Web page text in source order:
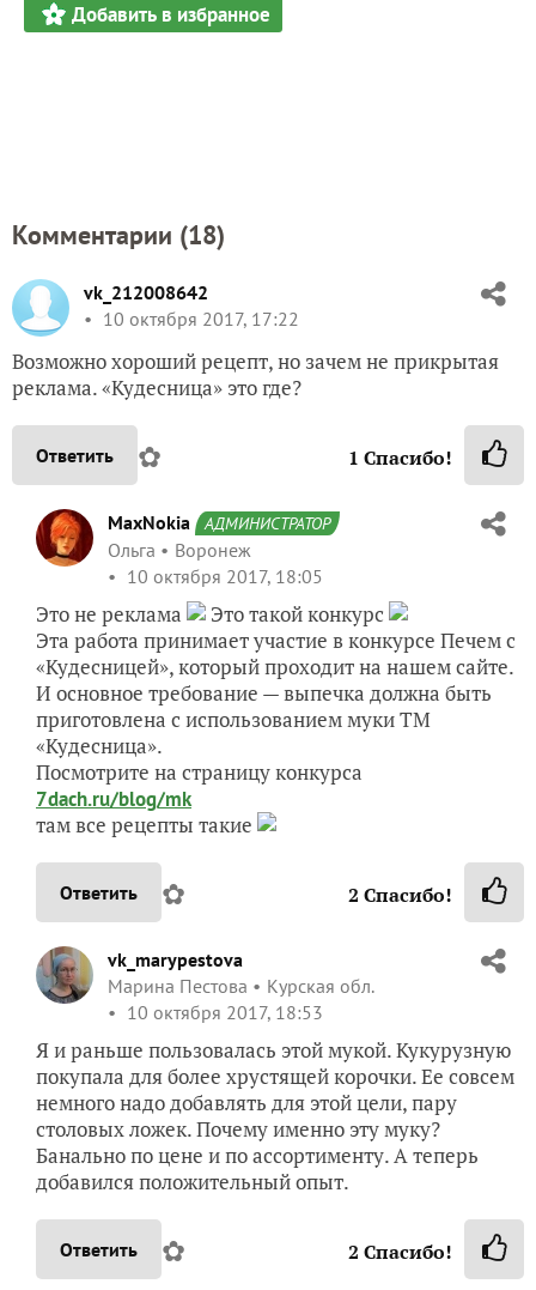
Добавить в избранное
Комментарии (18)
vk_212008642
10 октября 2017, 17:22
Возможно хороший рецепт, но зачем не прикрытая
реклама. «Кудесница» это где?
Ответить ✿ 1 Спасибо!
MaxNokia АДМИНИСТРАТОР
Ольга
Воронеж
10 октября 2017, 18:05
Это не реклама
Это такой конкурс
Эта работа принимает участие в конкурсе Печем с
«Кудесницей», который проходит на нашем сайте.
И основное требование — выпечка должна быть
приготовлена с использованием муки ТМ
«Кудесница».
Посмотрите на страницу конкурса
7dach.ru/blog/mk
там все рецепты такие
Ответить ✿ 2 Спасибо!
vk_marypestova
Марина Пестова
Курская обл.
10 октября 2017, 18:53
Я и раньше пользовалась этой мукой. Кукурузную
покупала для более хрустящей корочки. Ее совсем
немного надо добавлять для этой цели, пару
столовых ложек. Почему именно эту муку?
Банально по цене и по ассортименту. А теперь
добавился положительный опыт.
Ответить ✿ 2 Спасибо!